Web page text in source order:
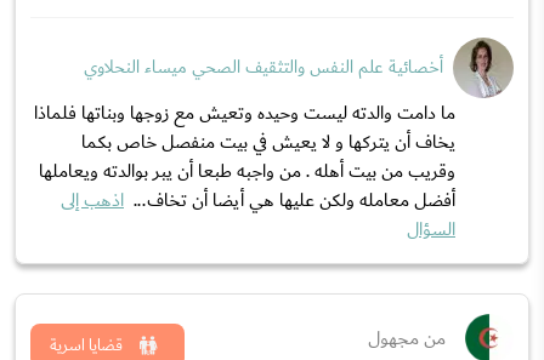
أخصائية علم النفس والتثقيف الصحي ميساء النحلاوي
ما دامت والدته ليست وحيده وتعيش مع زوجها وبناتها فلماذا
يخاف أن يتركها و لا يعيش في بيت منفصل خاص بكما
وقريب من بيت أهله . من واجبه طبعا أن يبر بوالدته ويعاملها
أفضل معامله ولكن عليها هي أيضا أن تخاف... اذهب إلى
السؤال
من مجهول قضايا اسرية